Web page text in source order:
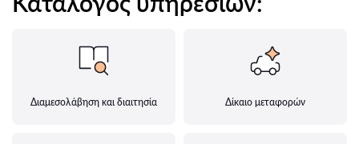
Διαμεσολάβηση και διαιτησία Δίκαιο μεταφορών